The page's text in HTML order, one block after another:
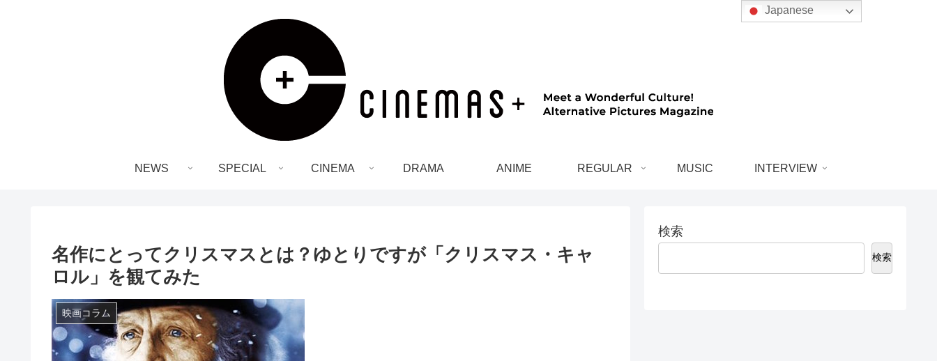
NEWS SPECIAL CINEMA DRAMA ANIME REGULAR MUSIC INTERVIEW
名作にとってクリスマスとは？ゆとりですが「クリスマス・キャ
ロル」を観てみた
映画コラム
検索
検索
Japanese